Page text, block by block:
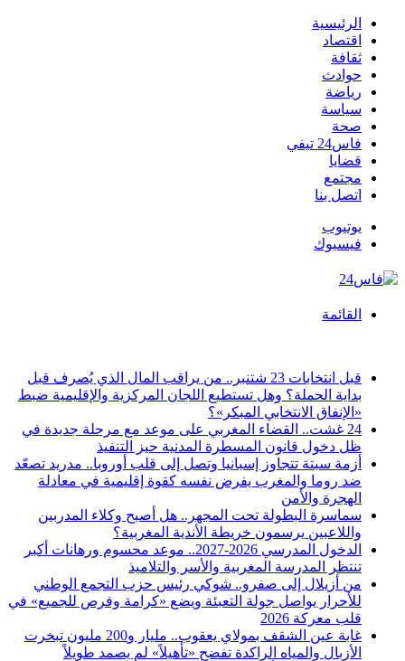
الرئيسية
اقتصاد
ثقافة
حوادث
رياضة
سياسة
صحة
فاس24 تيفي
قضايا
مجتمع
اتصل بنا
يوتيوب
فيسبوك
القائمة
قبل انتخابات 23 شتنبر.. من يراقب المال الذي يُصرف قبل
بداية الحملة؟ وهل تستطيع اللجان المركزية والإقليمية ضبط
«الإنفاق الانتخابي المبكر»؟
24 غشت.. القضاء المغربي على موعد مع مرحلة جديدة في
ظل دخول قانون المسطرة المدنية حيز التنفيذ
أزمة سبتة تتجاوز إسبانيا وتصل إلى قلب أوروبا.. مدريد تصعّد
ضد روما والمغرب يفرض نفسه كقوة إقليمية في معادلة
الهجرة والأمن
سماسرة البطولة تحت المجهر.. هل أصبح وكلاء المدربين
واللاعبين يرسمون خريطة الأندية المغربية؟
الدخول المدرسي 2026-2027.. موعد محسوم ورهانات أكبر
تنتظر المدرسة المغربية والأسر والتلاميذ
من أزيلال إلى صفرو.. شوكي رئيس حزب التجمع الوطني
للأحرار يواصل جولة التعبئة ويضع «كرامة وفرص للجميع» في
قلب معركة 2026
غابة عين الشقف بمولاي يعقوب.. مليار و200 مليون تبخرت
الأزبال والمياه الراكدة تفضح «تأهيلاً» لم يصمد طويلاً